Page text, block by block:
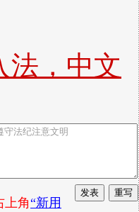
法，中文
上角“新用